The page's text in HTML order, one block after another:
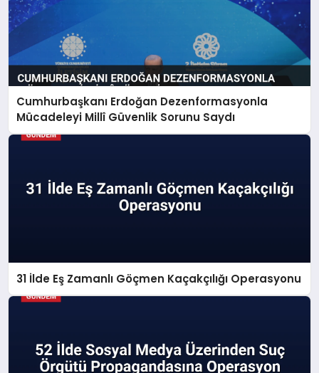
Cumhurbaşkanı Erdoğan Dezenformasyonla
Mücadeleyi Millî Güvenlik Sorunu Saydı
31 İlde Eş Zamanlı Göçmen Kaçakçılığı Operasyonu